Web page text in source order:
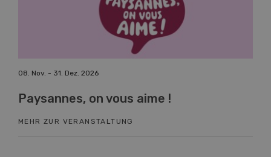
08. Nov. - 31. Dez. 2026
Paysannes, on vous aime !
MEHR ZUR VERANSTALTUNG